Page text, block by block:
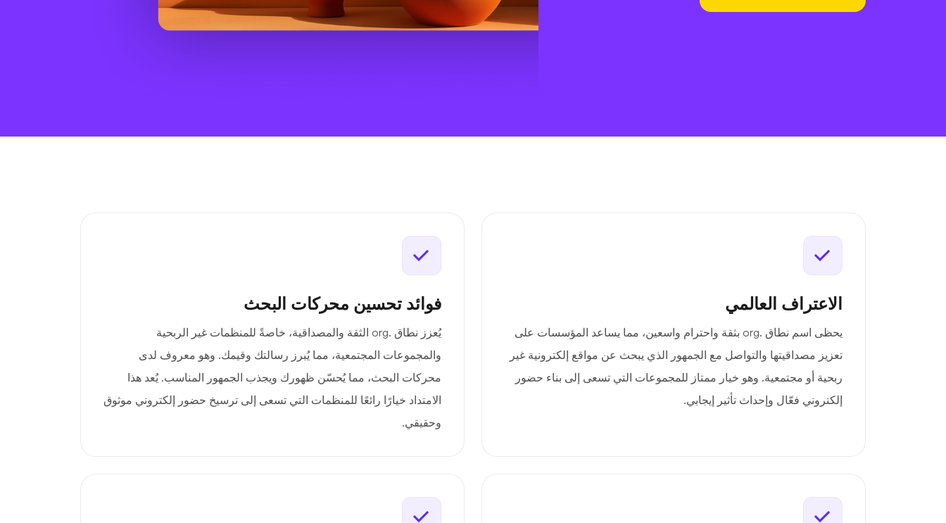
الاعتراف العالمي
يحظى اسم نطاق .org بثقة واحترام واسعين، مما يساعد المؤسسات على
تعزيز مصداقيتها والتواصل مع الجمهور الذي يبحث عن مواقع إلكترونية غير
ربحية أو مجتمعية. وهو خيار ممتاز للمجموعات التي تسعى إلى بناء حضور
إلكتروني فعّال وإحداث تأثير إيجابي.
فوائد تحسين محركات البحث
يُعزز نطاق .org الثقة والمصداقية، خاصةً للمنظمات غير الربحية
والمجموعات المجتمعية، مما يُبرز رسالتك وقيمك. وهو معروف لدى
محركات البحث، مما يُحسّن ظهورك ويجذب الجمهور المناسب. يُعد هذا
الامتداد خيارًا رائعًا للمنظمات التي تسعى إلى ترسيخ حضور إلكتروني موثوق
وحقيقي.